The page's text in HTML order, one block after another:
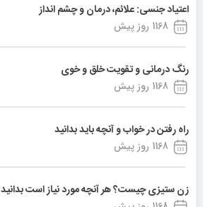
اعتیاد جنسی: علائم، درمان و چشم انداز
1168 روز پیش
رنگ درمانی و تقویت خلق و خوی
1168 روز پیش
راه رفتن در خواب و آنچه باید بدانید
1168 روز پیش
زن ستیزی چیست؟ هر آنچه مورد نیاز است بدانید